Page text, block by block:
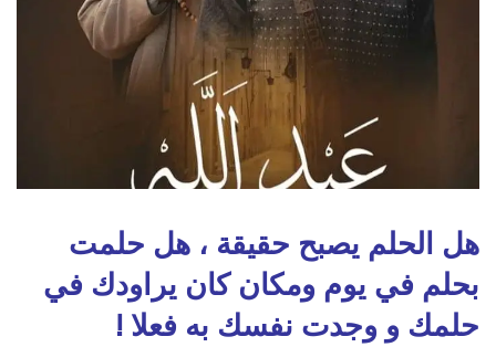
هل الحلم يصبح حقيقة ، هل حلمت
بحلم في يوم ومكان كان يراودك في
حلمك و وجدت نفسك به فعلا !